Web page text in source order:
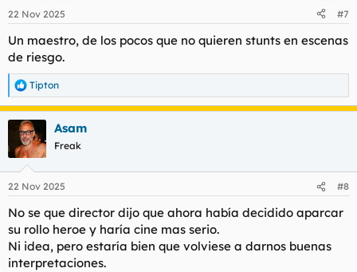
22 Nov 2025 #7
Un maestro, de los pocos que no quieren stunts en escenas
de riesgo.
R
e
a
i
e
:
Tipton
Asam
Freak
22 Nov 2025 #8
No se que director dijo que ahora había decidido aparcar
su rollo heroe y haría cine mas serio.
Ni idea, pero estaría bien que volviese a darnos buenas
interpretaciones.